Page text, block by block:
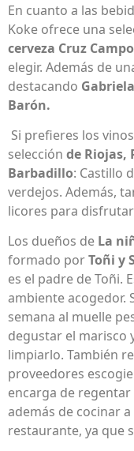
En cuanto a las
Koke ofrece una
cerveza Cruz Campo
elegir. Además de
destacando
Barón.
Si prefieres los
selección de Riojas,
Barbadillo: Castillo
verdejos. Además,
licores para
Los dueños de La
formado porToñi y
es el padre de Toñi.
ambiente acogedor.
semana al muelle
degustar el marisco
limpiarlo. También
proveedores
encarga de regentar
además de cocinar
restaurante, ya que